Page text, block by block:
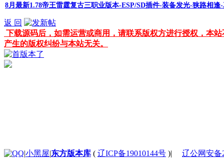
8月最新1.78帝王雷霆复古三职业版本-ESP/SD插件-装备发光-狭路相
返 回
下载源码后，如需运营或商用，请联系版权方进行授权，本
产生的版权纠纷与本站无关。
|小黑屋|东方版本库 ( 辽ICP备19010144号 )| 辽公网安备